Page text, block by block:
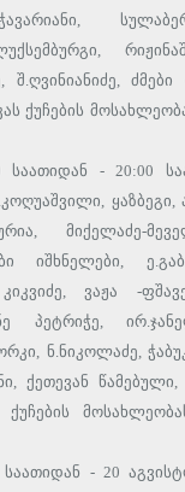
შ.ღვინიანიძე,
ქუჩების
საათიდან - 20:00
ყაზბეგი,
მიქელაძე-
იშხნელები,
ვაჟა -
პეტრიჭე,
ნ.ნიკოლაძე,
ქეთევან წამებული,
- 20